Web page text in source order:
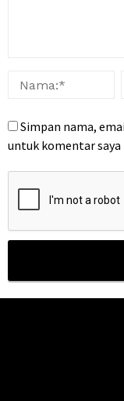
Simpan nama,
untuk komentar saya